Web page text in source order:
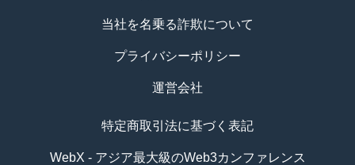
当社を名乗る詐欺について
プライバシーポリシー
運営会社
特定商取引法に基づく表記
WebX - アジア最大級のWeb3カンファレンス